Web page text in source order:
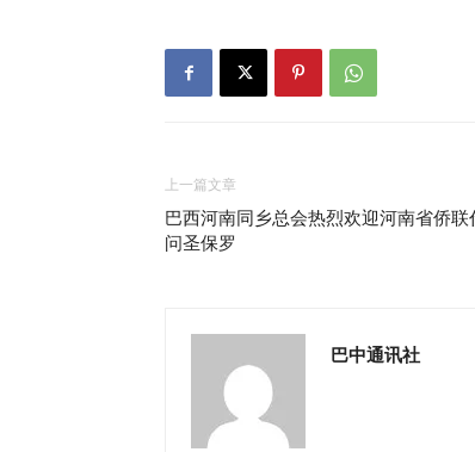
上一篇文章
巴西河南同乡总会热烈欢迎河南省侨联
问圣保罗
巴中通讯社